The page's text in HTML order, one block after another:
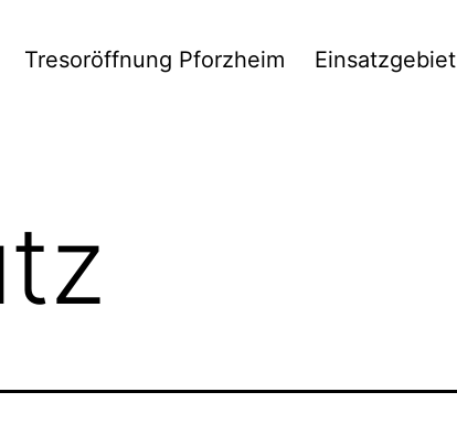
Tresoröffnung Pforzheim Einsatzgebiet